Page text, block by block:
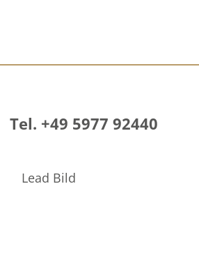
Tel. +49 5977 92440